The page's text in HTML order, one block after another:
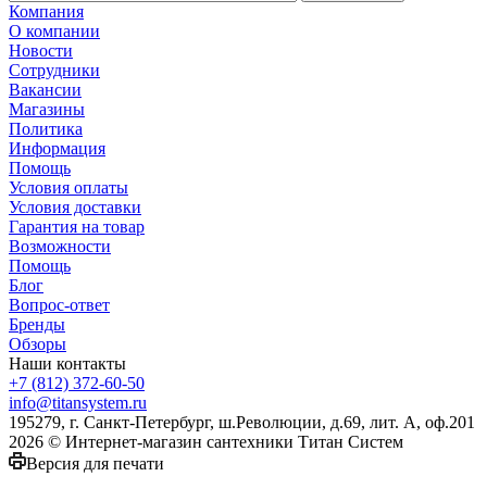
Компания
О компании
Новости
Сотрудники
Вакансии
Магазины
Политика
Информация
Помощь
Условия оплаты
Условия доставки
Гарантия на товар
Возможности
Помощь
Блог
Вопрос-ответ
Бренды
Обзоры
Наши контакты
+7 (812) 372-60-50
info@titansystem.ru
195279, г. Санкт-Петербург, ш.Революции, д.69, лит. А, оф.201
2026 © Интернет-магазин сантехники Титан Систем
Версия для печати